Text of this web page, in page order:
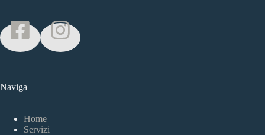
Naviga
Home
Servizi